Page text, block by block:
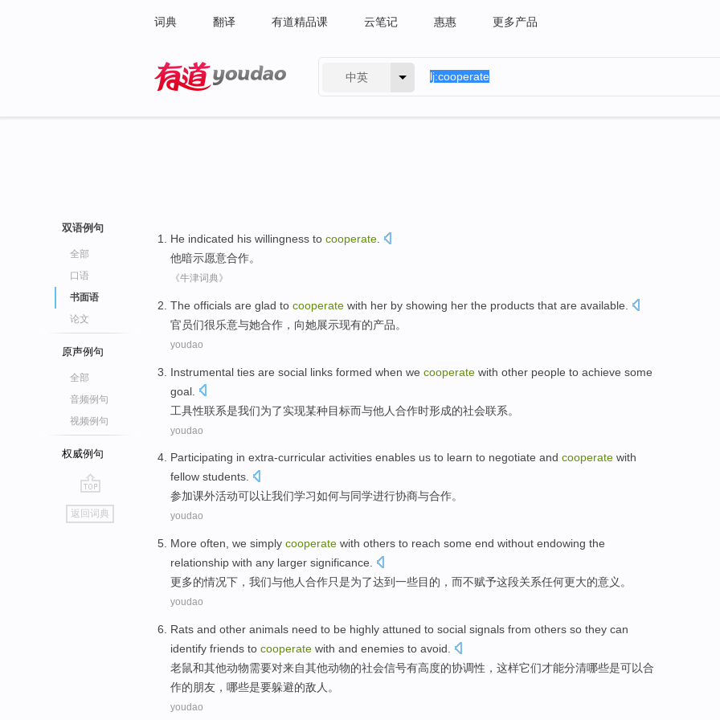
词典 翻译 有道精品课 云笔记 惠惠 更多产品
中英
双语例句
全部
口语
书面语
论文
原声例句
全部
音频例句
视频例句
权威例句
go
top
返回词典
He indicated his willingness to cooperate
他暗示愿意合作。
《牛津词典》
The officials are glad to cooperate with her by showing her the products that are available
官员们很乐意与她合作 ，向她展示现有的产品。
youdao
Instrumental ties are social links formed when we cooperate with other people to achieve some
goal
工具性联系是我们为了实现某种目标而与他人合作时形成的社会联系。
youdao
Participating in extra-curricular activities enables us to learn to negotiate and cooperate with
fellow students.
参加课外活动可以让我们学习如何与同学进行协商与合作。
youdao
More often we simply cooperate with others to reach some end without endowing the
relationship with any larger significance
更多的情况下 ， 我们与他人合作只是为了达到一些目的 ， 而不赋予这段关系任何更大的意义 。
youdao
Rats and other animals need to be highly attuned to social signals from others so they can
identify friends to cooperate with and enemies to avoid
老鼠和其他动物需要对来自其他动物的社会信号有高度的协调性 ， 这样它们才能分清哪些是可以合
作的朋友 ，哪些是要躲避的敌人 。
youdao